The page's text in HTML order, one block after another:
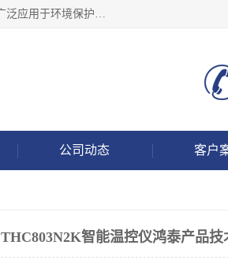
北京鸿泰顺达科技有限公司主要经营电子产品、机械设备、通讯设备、五金、交电等电子机械类产品；产品广泛应用于环境保护、石油化工、电力电子、冶金建筑、煤炭、农业、卫生防疫、教育科研等行业。并成功的与各地环境监测站、污水处理厂、卷烟厂、电厂、高校、科学院所、卫生防疫部门、煤矿、石化厂等用户建立了密切的合作关系。
公司动态 客户
THC803N2K智能温控仪鸿泰产品技